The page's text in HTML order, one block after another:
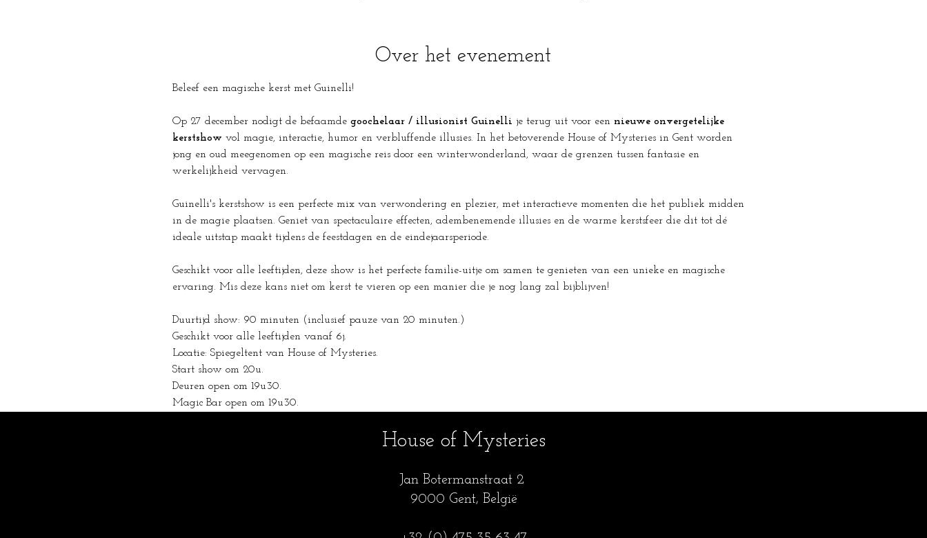
Over het evenement
Beleef een magische kerst met Guinelli!
Op 27 december nodigt de befaamde goochelaar / illusionist Guinelli je terug uit voor een nieuwe onvergetelijke
kerstshow vol magie, interactie, humor en verbluffende illusies. In het betoverende House of Mysteries in Gent worden
jong en oud meegenomen op een magische reis door een winterwonderland, waar de grenzen tussen fantasie en
werkelijkheid vervagen.
Guinelli's kerstshow is een perfecte mix van verwondering en plezier, met interactieve momenten die het publiek midden
in de magie plaatsen. Geniet van spectaculaire effecten, adembenemende illusies en de warme kerstsfeer die dit tot dé
ideale uitstap maakt tijdens de feestdagen en de eindejaarsperiode.
Geschikt voor alle leeftijden, deze show is het perfecte familie-uitje om samen te genieten van een unieke en magische
ervaring. Mis deze kans niet om kerst te vieren op een manier die je nog lang zal bijblijven!
Duurtijd show: 90 minuten (inclusief pauze van 20 minuten.)
Geschikt voor alle leeftijden vanaf 6j.
Locatie: Spiegeltent van House of Mysteries.
Start show om 20u.
Deuren open om 19u30.
Magic Bar open om 19u30.
House of Mysteries
Jan Botermanstraat 2
9000 Gent, België